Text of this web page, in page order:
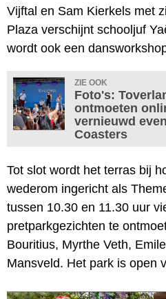
Vijftal en Sam Kierkels met
Plaza verschijnt schooljuf
wordt ook een
ZIE OOK
Foto's:
ontmoeten
vernieuwd
Coasters
Tot slot wordt het terras bij
wederom ingericht als
tussen 10.30 en 11.30 uur
pretparkgezichten te
Bouritius, Myrthe Veth,
Mansveld. Het park is open